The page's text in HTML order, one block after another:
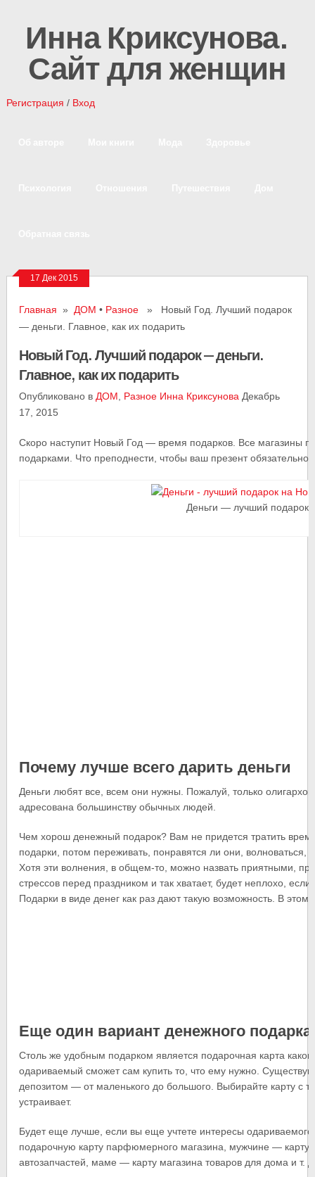
Инна Криксунова.
Сайт для женщин
Регистрация / Вход
17 Дек 2015
Главная » ДОМ • Разное » Новый Год. Лучший подарок
— деньги. Главное, как их подарить
Новый Год. Лучший подарок — деньги.
Главное, как их подарить
Опубликовано в ДОМ Разное Инна Криксунова Декабрь
17, 2015
Скоро наступит Новый Год — время подарков. Все магазины
подарками. Что преподнести, чтобы ваш презент обязательно
Деньги — лучший подарок
Почему лучше всего дарить деньги
Деньги любят все, всем они нужны. Пожалуй, только
адресована большинству обычных людей.
Чем хорош денежный подарок? Вам не придется тратить
подарки, потом переживать, понравятся ли они, волноваться,
Хотя эти волнения, в общем-то, можно назвать приятными,
стрессов перед праздником и так хватает, будет неплохо, если
Подарки в виде денег как раз дают такую возможность. В
Еще один вариант денежного подарка
Столь же удобным подарком является подарочная карта
одариваемый сможет сам купить то, что ему нужно.
депозитом — от маленького до большого. Выбирайте карту с
устраивает.
Будет еще лучше, если вы еще учтете интересы
подарочную карту парфюмерного магазина, мужчине — карту
автозапчастей, маме — карту магазина товаров для дома и т.